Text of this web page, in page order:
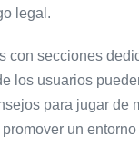
legal.
con secciones
los usuarios
para jugar de
un